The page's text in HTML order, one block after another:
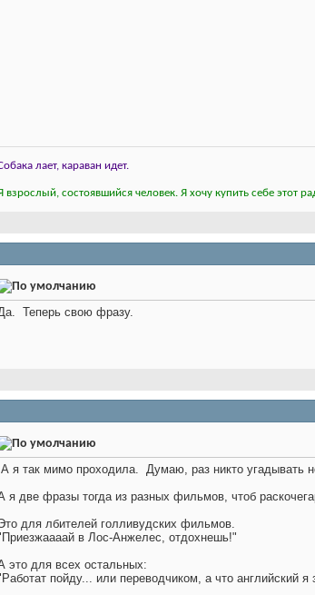
лает, караван идет.
взрослый, состоявшийся человек. Я хочу купить себе этот
Теперь свою фразу.
А я так мимо проходила.
Думаю, раз никто угадывать
я две фразы тогда из разных фильмов, чтоб
для лбителей голливудских фильмов.
в Лос-Анжелес, отдохнешь!"
это для всех остальных:
пойду... или переводчиком, а что английский я